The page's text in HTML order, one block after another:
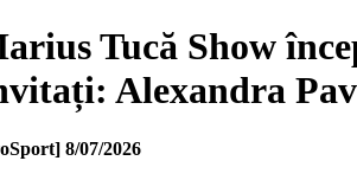
Tucă Show
Alexandra
8/07/2026